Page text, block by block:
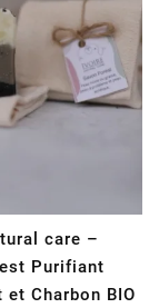
care –
Purifiant
Charbon BIO